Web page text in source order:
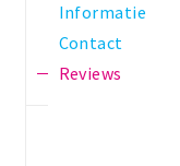
Informatie
Contact
Reviews